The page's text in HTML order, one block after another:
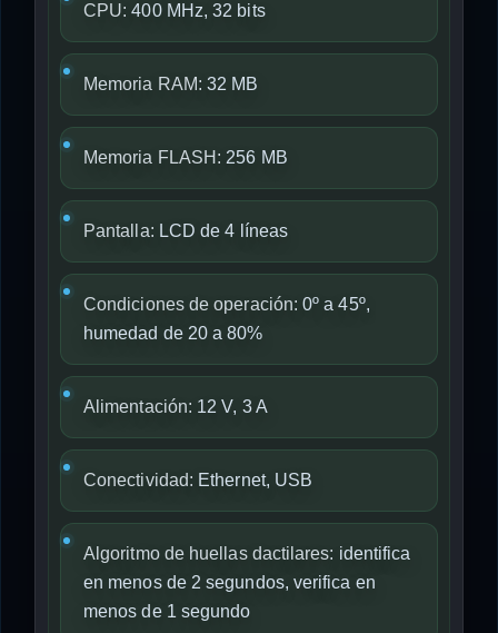
CPU: 400 MHz, 32 bits
Memoria RAM: 32 MB
Memoria FLASH: 256 MB
Pantalla: LCD de 4 líneas
Condiciones de operación: 0º a 45º,
humedad de 20 a 80%
Alimentación: 12 V, 3 A
Conectividad: Ethernet, USB
Algoritmo de huellas dactilares: identifica
en menos de 2 segundos, verifica en
menos de 1 segundo